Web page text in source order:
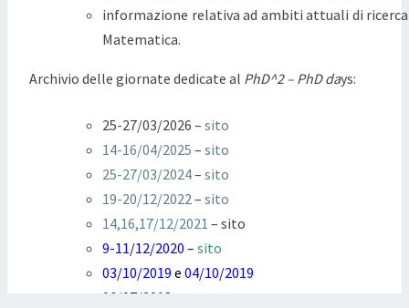
informazione relativa ad ambiti attuali di
Matematica.
Archivio delle giornate dedicate al PhD^2 – PhD days:
25-27/03/2026 – sito
14-16/04/2025 – sito
25-27/03/2024– sito
19-20/12/2022 – sito
14,16,17/12/2021 – sito
9-11/12/2020 – sito
03/10/2019 e 04/10/2019
06/07/2018